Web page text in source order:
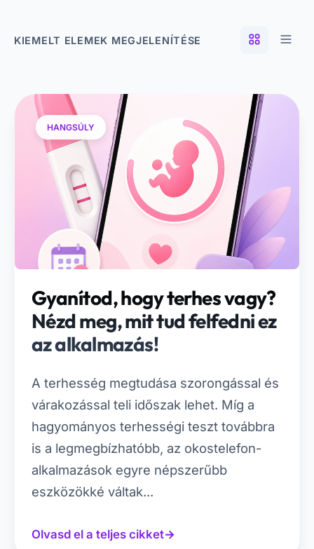
KIEMELT ELEMEK MEGJELENÍTÉSE
HANGSÚLY
Gyanítod, hogy terhes vagy?
Nézd meg, mit tud felfedni ez
az alkalmazás!
A terhesség megtudása szorongással és
várakozással teli időszak lehet. Míg a
hagyományos terhességi teszt továbbra
is a legmegbízhatóbb, az okostelefon-
alkalmazások egyre népszerűbb
eszközökké váltak...
Olvasd el a teljes cikket→